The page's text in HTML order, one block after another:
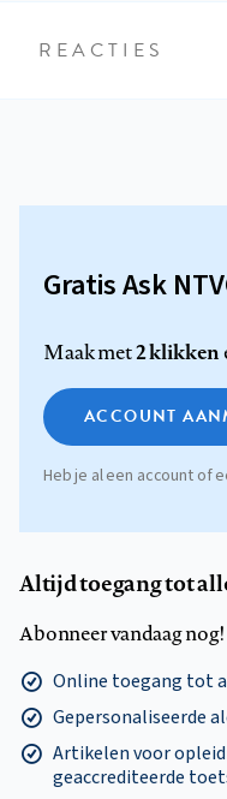
REACTIES
Gratis Ask
Maak met2 klikken
ACCOUNT
Heb je al een account of
Altijd toegang tot
Abonneer vandaag nog!
Online toegang tot
Gepersonaliseerde
Artikelen voor
geaccrediteerde